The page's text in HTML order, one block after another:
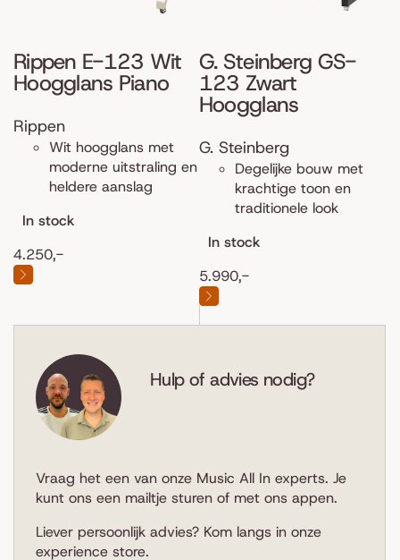
Rippen E-123 Wit
Hoogglans Piano
Rippen
Wit hoogglans met
moderne uitstraling en
heldere aanslag
In stock
4.250,-
Hulp of advies nodig?
Vraag het een van onze Music All In experts. Je
kunt ons een mailtje sturen of met ons appen.
Liever persoonlijk advies? Kom langs in onze
experience store.
G. Steinberg GS-
123 Zwart
Hoogglans
G. Steinberg
Degelijke bouw met
krachtige toon en
traditionele look
In stock
5.990,-